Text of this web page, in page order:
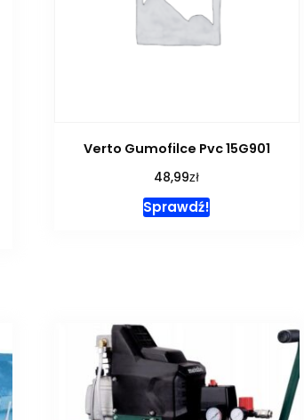
Verto Gumofilce Pvc 15G901
48,99zł
Sprawdź!